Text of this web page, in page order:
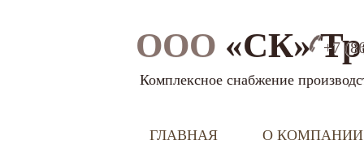
ООО «СК»
Комплексное снабжение
+7
ГЛАВНАЯ
О КОМПАНИИ